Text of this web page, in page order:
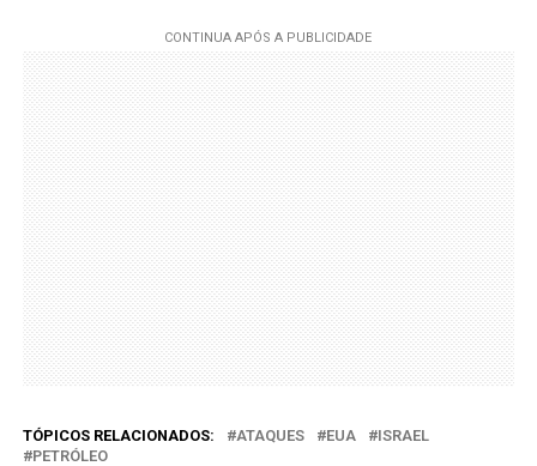
TÓPICOS RELACIONADOS: ATAQUES EUA
ISRAEL
PETRÓLEO